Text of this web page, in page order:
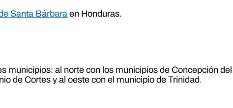
Santa Bárbara en Honduras.
municipios: al norte con los municipios de Concepción
de Cortes y al oeste con el municipio de Trinidad.